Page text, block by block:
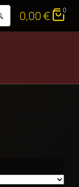
0,00€ 0